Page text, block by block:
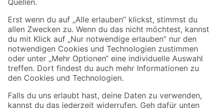
Sicher einkaufen
Jetzt die toom-App herunterladen